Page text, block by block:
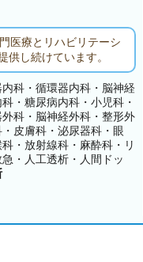
医療とリハビリテーシ
供し続けています。
科・循環器内科・脳神経
・糖尿病内科・小児科・
科・脳神経外科・整形外
皮膚科・泌尿器科・眼
・放射線科・麻酔科・リ
・人工透析・人間ドッ